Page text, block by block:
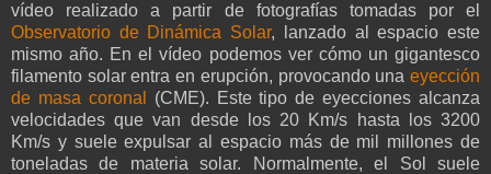
vídeo realizado a partir de fotografías tomadas por el
Observatorio de Dinámica Solar, lanzado al espacio este
mismo año. En el vídeo podemos ver cómo un gigantesco
filamento solar entra en erupción, provocando una eyección
de masa coronal
(CME). Este tipo de eyecciones alcanza
velocidades que van desde los 20 Km/s hasta los 3200
Km/s y suele expulsar al espacio más de mil millones de
toneladas de materia solar. Normalmente, el Sol suele